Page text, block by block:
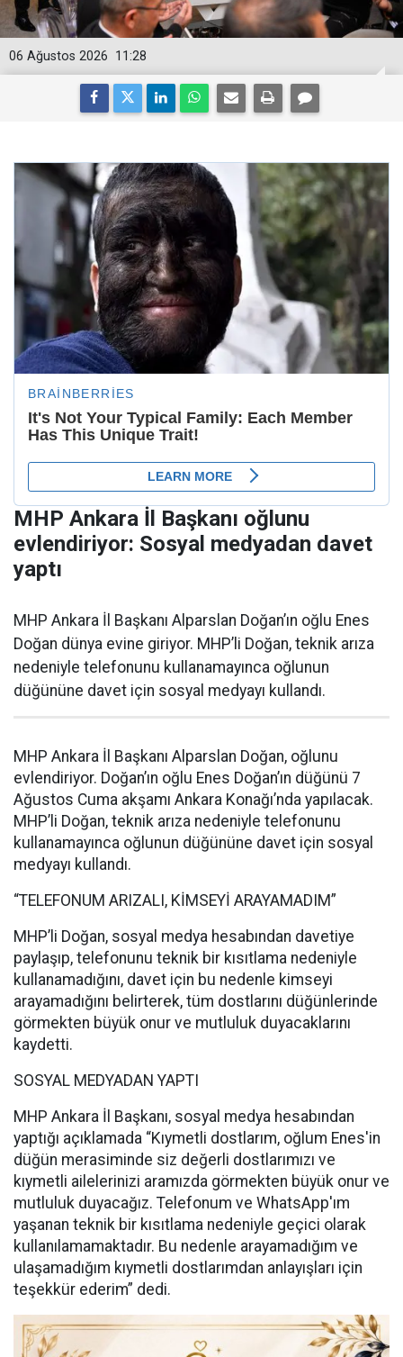
11:28
06 Ağustos 2026
MHP Ankara İl Başkanı oğlunu
evlendiriyor: Sosyal medyadan davet
yaptı
MHP Ankara İl Başkanı Alparslan Doğan’ın oğlu Enes
Doğan dünya evine giriyor. MHP’li Doğan, teknik arıza
nedeniyle telefonunu kullanamayınca oğlunun
düğününe davet için sosyal medyayı kullandı.
MHP Ankara İl Başkanı Alparslan Doğan, oğlunu
evlendiriyor. Doğan’ın oğlu Enes Doğan’ın düğünü 7
Ağustos Cuma akşamı Ankara Konağı’nda yapılacak.
MHP’li Doğan, teknik arıza nedeniyle telefonunu
kullanamayınca oğlunun düğününe davet için sosyal
medyayı kullandı.
“TELEFONUM ARIZALI, KİMSEYİ ARAYAMADIM”
MHP’li Doğan, sosyal medya hesabından davetiye
paylaşıp, telefonunu teknik bir kısıtlama nedeniyle
kullanamadığını, davet için bu nedenle kimseyi
arayamadığını belirterek, tüm dostlarını düğünlerinde
görmekten büyük onur ve mutluluk duyacaklarını
kaydetti.
SOSYAL MEDYADAN YAPTI
MHP Ankara İl Başkanı, sosyal medya hesabından
yaptığı açıklamada “Kıymetli dostlarım, oğlum Enes'in
düğün merasiminde siz değerli dostlarımızı ve
kıymetli ailelerinizi aramızda görmekten büyük onur ve
mutluluk duyacağız. Telefonum ve WhatsApp'ım
yaşanan teknik bir kısıtlama nedeniyle geçici olarak
kullanılamamaktadır. Bu nedenle arayamadığım ve
ulaşamadığım kıymetli dostlarımdan anlayışları için
teşekkür ederim” dedi.